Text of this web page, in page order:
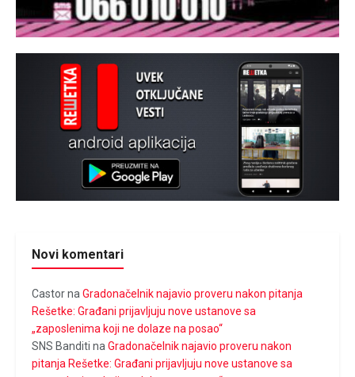
Novi komentari
Castorna Gradonačelnik najavio proveru nakon pitanja
Rešetke: Građani prijavljuju nove ustanove sa
„zaposlenima koji ne dolaze na posao“
SNS Banditi na Gradonačelnik najavio proveru nakon
pitanja Rešetke: Građani prijavljuju nove ustanove sa